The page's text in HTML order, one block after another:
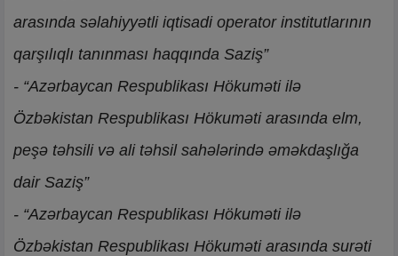
arasında səlahiyyətli iqtisadi operator institutlarının
qarşılıqlı tanınması haqqında Saziş”
- “Azərbaycan Respublikası Hökuməti ilə
Özbəkistan Respublikası Hökuməti arasında elm,
peşə təhsili və ali təhsil sahələrində əməkdaşlığa
dair Saziş”
- “Azərbaycan Respublikası Hökuməti ilə
Özbəkistan Respublikası Hökuməti arasında surəti